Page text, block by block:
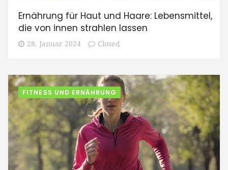
Ernährung für Haut und Haare: Lebensmittel,
die von innen strahlen lassen
28. Januar 2024 Closed
FITNESS UND ERNÄHRUNG